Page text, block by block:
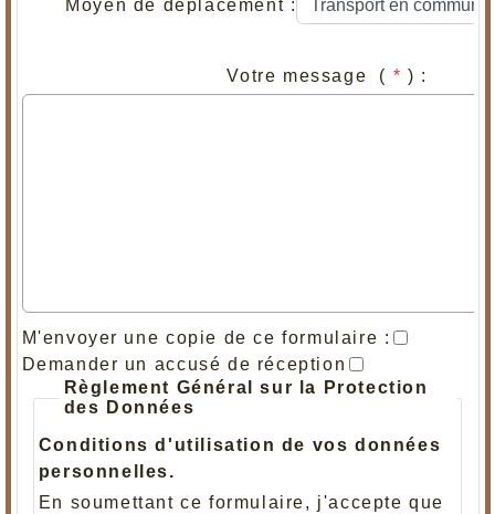
Moyen de déplacement :
Votre message ( * ) :
M'envoyer une copie de ce formulaire :
Demander un accusé de réception
Règlement Général sur la Protection
des Données
Conditions d'utilisation de vos données
personnelles.
En soumettant ce formulaire, j'accepte que